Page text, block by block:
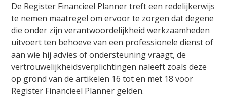
De Register Financieel Planner treft een redelijkerwijs
te nemen maatregel om ervoor te zorgen dat degene
die onder zijn verantwoordelijkheid werkzaamheden
uitvoert ten behoeve van een professionele dienst of
aan wie hij advies of ondersteuning vraagt, de
vertrouwelijkheidsverplichtingen naleeft zoals deze
op grond van de artikelen 16 tot en met 18 voor
Register Financieel Planner gelden.